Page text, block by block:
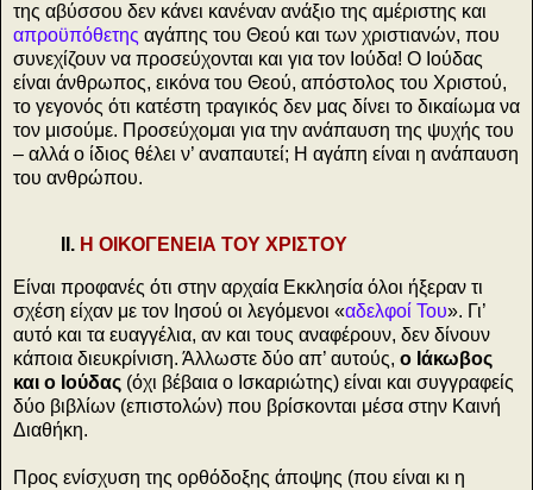
της αβύσσου δεν κάνει κανέναν ανάξιο της αμέριστης και
απροϋπόθετης αγάπης του Θεού και των χριστιανών, που
συνεχίζουν να προσεύχονται και για τον Ιούδα! Ο Ιούδας
είναι άνθρωπος, εικόνα του Θεού, απόστολος του Χριστού,
το γεγονός ότι κατέστη τραγικός δεν μας δίνει το δικαίωμα να
τον μισούμε. Προσεύχομαι για την ανάπαυση της ψυχής του
– αλλά ο ίδιος θέλει ν’ αναπαυτεί; Η αγάπη είναι η ανάπαυση
του ανθρώπου.
ΙΙ. Η ΟΙΚΟΓΕΝΕΙΑ ΤΟΥ ΧΡΙΣΤΟΥ
Είναι προφανές ότι στην αρχαία Εκκλησία όλοι ήξεραν τι
σχέση είχαν με τον Ιησού οι λεγόμενοι «αδελφοί Του». Γι’
αυτό και τα ευαγγέλια, αν και τους αναφέρουν, δεν δίνουν
κάποια διευκρίνιση. Άλλωστε δύο απ’ αυτούς, ο Ιάκωβος
και ο Ιούδας (όχι βέβαια ο Ισκαριώτης) είναι και συγγραφείς
δύο βιβλίων (επιστολών) που βρίσκονται μέσα στην Καινή
Διαθήκη.
Προς ενίσχυση της ορθόδοξης άποψης (που είναι κι η